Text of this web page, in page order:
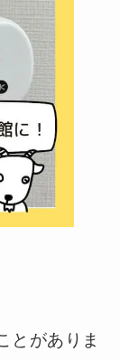
とがありま